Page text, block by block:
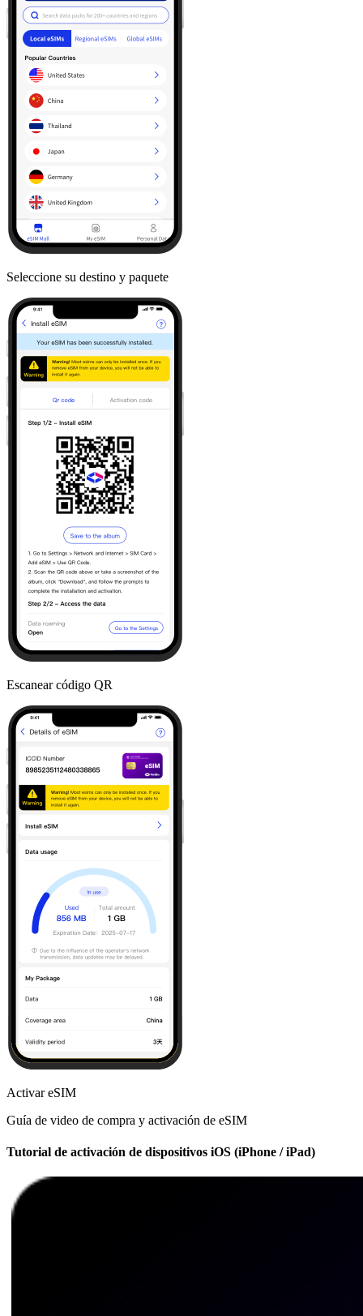
Seleccione su destino y paquete
Escanear código QR
Activar eSIM
Guía de video de compra y activación de eSIM
Tutorial de activación de dispositivos iOS (iPhone / iPad)